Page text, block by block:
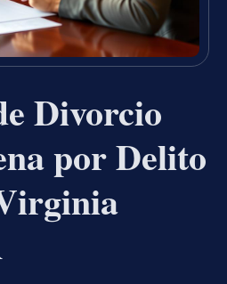
Divorcio
por Delito